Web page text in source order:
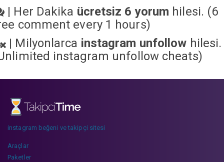
| Her Dakika ücretsiz 6 yorum hilesi. (6
comment every 1 hours)
| Milyonlarca instagram unfollow hilesi.
instagram unfollow cheats)
instagram beğeni ve takipçi sitesi
Araçlar
Paketler